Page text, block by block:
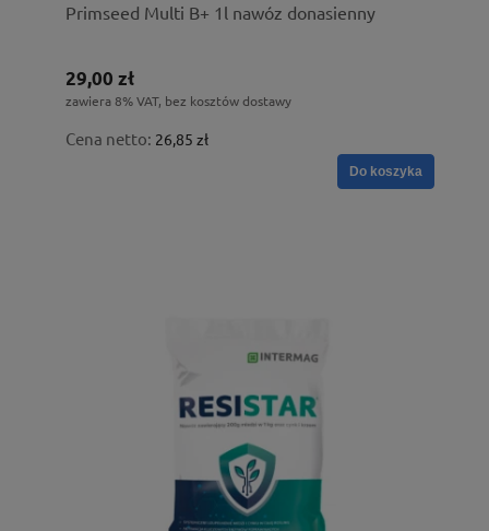
Primseed Multi B+ 1l nawóz donasienny
29,00 zł
zawiera 8% VAT, bez kosztów dostawy
Cena netto: 26,85 zł
Do koszyka